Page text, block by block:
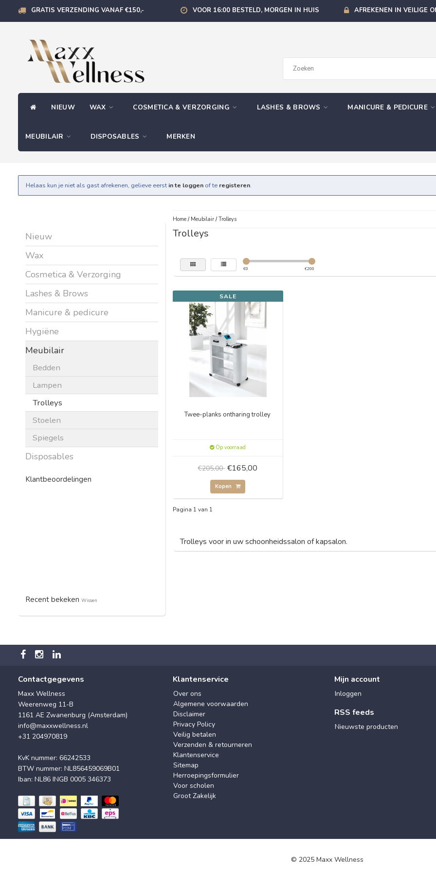
GRATIS VERZENDING VANAF €150,- VOOR 16:00 BESTELD, MORGEN IN HUIS AFREKENEN IN VEILIGE
NIEUW WAX COSMETICA & VERZORGING LASHES & BROWS MANICURE & PEDICURE
MEUBILAIR DISPOSABLES MERKEN
Helaas kun je niet als gast afrekenen, gelieve eerst in te loggen of te registeren.
Nieuw
Wax
Cosmetica & Verzorging
Lashes & Brows
Manicure & pedicure
Hygiëne
Meubilair
Bedden
Lampen
Trolleys
Stoelen
Spiegels
Disposables
Klantbeoordelingen
Recent bekeken Wissen
Home/ Meubilair/Trolleys
Trolleys
€0 €200
SALE
Twee-planks ontharing trolley
Op voorraad
€205,00 €165,00
Kopen
Pagina 1 van 1
Trolleys voor in uw schoonheidssalon of kapsalon.
Contactgegevens
Maxx Wellness
Weerenweg 11-B
1161 AE Zwanenburg (Amsterdam)
info@maxxwellness.nl
+31 204970819
KvK nummer: 66242533
BTW nummer: NL856459069B01
Iban: NL86 INGB 0005 346373
Klantenservice
Over ons
Algemene voorwaarden
Disclaimer
Privacy Policy
Veilig betalen
Verzenden & retourneren
Klantenservice
Sitemap
Herroepingsformulier
Voor scholen
Groot Zakelijk
Mijn account
Inloggen
RSS feeds
Nieuwste producten
© 2025 Maxx Wellness